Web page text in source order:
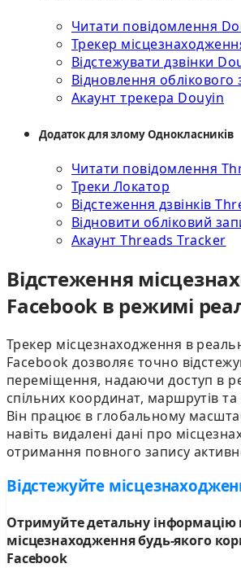
Читати повідомлення
Трекер
Відстежувати дзвінки
Відновлення
Акаунт трекера Douyin
Додаток для злому Однокласників
Читати повідомлення
Треки Локатор
Відстеження дзвінків
Відновити обліковий
Акаунт Threads Tracker
Відстеження
Facebook в режимі
Трекер місцезнаходження в
Facebook дозволяє точно
переміщення, надаючи доступ в
спільних координат, маршрутів та
Він працює в глобальному
навіть видалені дані про
отримання повного запису
Відстежуйте
Отримуйте детальну інформацію
місцезнаходження будь-якого
Facebook